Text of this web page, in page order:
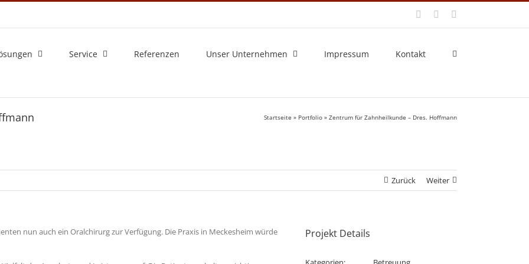
Facebook
Service Referenzen Unser Unternehmen Impressum Kontakt
Startseite » Portfolio » Zentrum für Zahnheilkunde – Dres. Hoffmann
Zurück Weiter
nun auch ein Oralchirurg zur Verfügung. Die Praxis in Meckesheim würde Projekt Details